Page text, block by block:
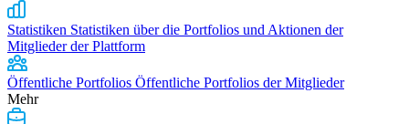
Statistiken Statistiken über die Portfolios und Aktionen der
Mitglieder der Plattform
Öffentliche Portfolios Öffentliche Portfolios der Mitglieder
Mehr